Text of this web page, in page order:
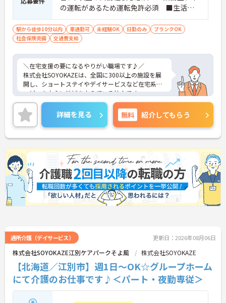
の運転があるため運転免許必須 ■生活相
談員の経験あれば尚可 ■未経験・ブラン
ク可
駅から徒歩10分以内 車通勤可 未経験OK 日勤のみ
ブランクOK
社会保険完備
交通費支給
＼在宅支援の要になるやりがい職場です♪／
株式会社SOYOKAZEは、全国に300以上の施設を展
開し、ショートステイやデイサービスなど在宅系サ
ービスを中心に地域を支えている法人です。
利用者様が自宅での生活を続けられるよう、多職種
が連携しながら支援する体制が整っており、施設と
在宅の“ちょうど中間”の役割を担っています。
今回のポジションは、相談業務と介護現場の両方に
関われる点が魅力です。利用者様やご家族、ケアマ
ネとの調整役として地域とのつながりを実感できる
環境になっています。
また「日勤のみ」「残業少なめ」といった働きやす
さにも配慮されており、未経験からでも段階的に専
門性を高められるのも安心ポイント。長く安定して
キャリアを築きたい方にぴったりです。
・「8:30～17:30」の勤務で生活リズムが安定
・夜勤なしで身体的負担も軽減
→ 無理なく長く続けたい方にぴったりの環境です
■ 頑張りがしっかり還元される仕組み
詳細を見る 無料 紹介してもらう
通所介護（デイサービス） 更新日：2026年08月06日
株式会社SOYOKAZE江別ケアパークそよ風 株式会社SOYOKAZE
【北海道／江別市】週1日～OK☆グループホーム
にて介護のお仕事です♪＜パート・夜勤専従＞